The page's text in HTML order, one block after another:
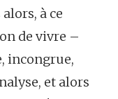
à ce
de vivre –
incongrue,
et alors